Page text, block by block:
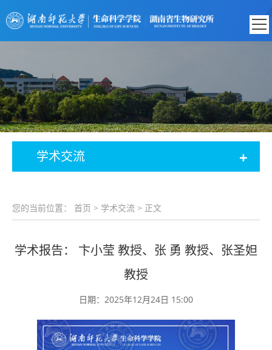
学术交流 +
您的当前位置： 首页 > 学术交流 > 正文
学术报告： 卞小莹 教授、张 勇 教授、张圣妲
教授
日期：2025年12月24日 15:00